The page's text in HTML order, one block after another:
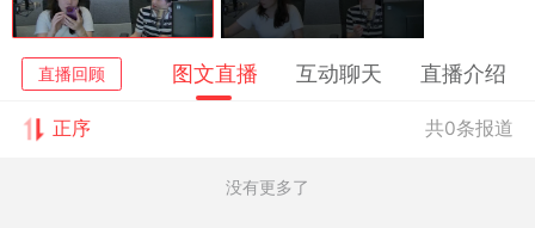
直播回顾 图文直播 互动聊天 直播介绍
正序 共0条报道
没有更多了